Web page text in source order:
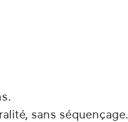
sans séquençage.